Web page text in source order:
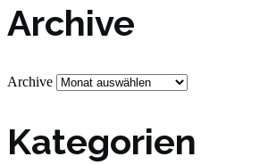
Archive
Archive
Kategorien